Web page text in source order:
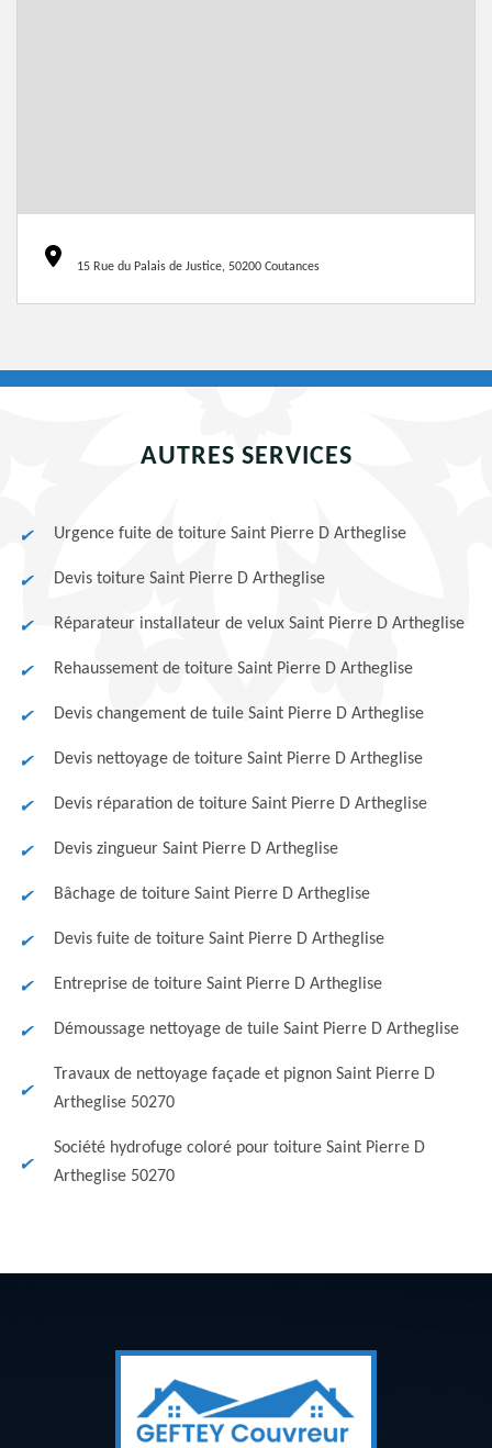
15 Rue du Palais de Justice, 50200 Coutances
AUTRES SERVICES
Urgence fuite de toiture Saint Pierre D Artheglise
Devis toiture Saint Pierre D Artheglise
Réparateur installateur de velux Saint Pierre D Artheglise
Rehaussement de toiture Saint Pierre D Artheglise
Devis changement de tuile Saint Pierre D Artheglise
Devis nettoyage de toiture Saint Pierre D Artheglise
Devis réparation de toiture Saint Pierre D Artheglise
Devis zingueur Saint Pierre D Artheglise
Bâchage de toiture Saint Pierre D Artheglise
Devis fuite de toiture Saint Pierre D Artheglise
Entreprise de toiture Saint Pierre D Artheglise
Démoussage nettoyage de tuile Saint Pierre D Artheglise
Travaux de nettoyage façade et pignon Saint Pierre D
Artheglise 50270
Société hydrofuge coloré pour toiture Saint Pierre D
Artheglise 50270